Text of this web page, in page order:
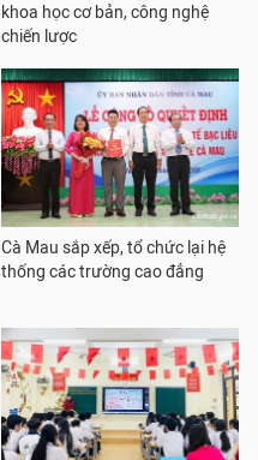
khoa học cơ bản, công nghệ
chiến lược
Cà Mau sắp xếp, tổ chức lại hệ
thống các trường cao đẳng